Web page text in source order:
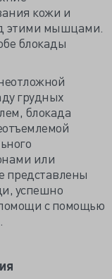
кожи и
этими мышцами.
блокады
грудных
блокада
или
представлены
успешно
с помощью